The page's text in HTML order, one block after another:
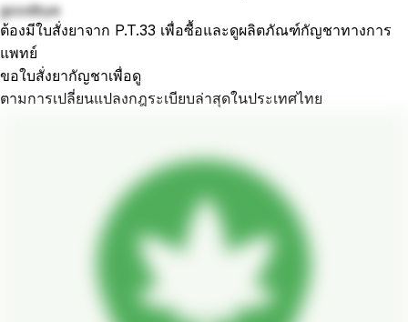
goodbye
ต้องมีใบสั่งยาจาก P.T.33 เพื่อซื้อและดูผลิตภัณฑ์กัญชาทางการ
แพทย์
ขอใบสั่งยากัญชาเพื่อดู
ตามการเปลี่ยนแปลงกฎระเบียบล่าสุดในประเทศไทย